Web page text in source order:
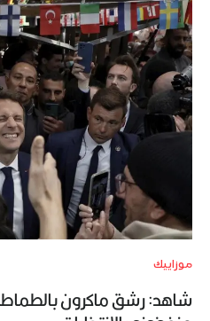
موزاييك
شاهد: رشق ماكرون